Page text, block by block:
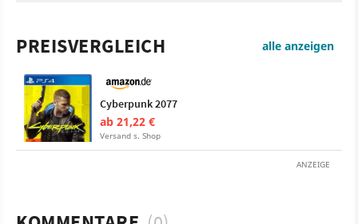
PREISVERGLEICH alle anzeigen
Cyberpunk 2077
ab 21,22 €
Versand s. Shop
ANZEIGE